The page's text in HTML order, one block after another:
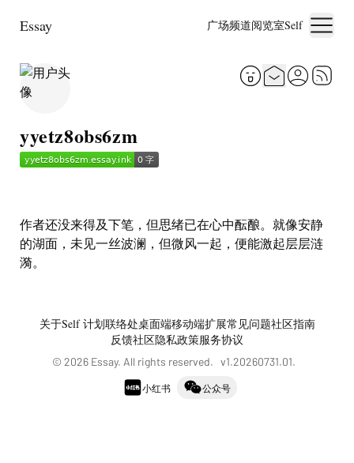
Essay 广场频道阅览室Self
yyetz8obs6zm
作者还没来得及下笔，但思绪已在心中酝酿。就像安静
的湖面，未见一丝波澜，但微风一起，便能激起层层涟
漪。
关于Self 计划联络处桌面端移动端扩展常见问题社区指南
反馈社区隐私政策服务协议
© 2026 Essay. All rights reserved. v1.20260731.01.
小红书 公众号